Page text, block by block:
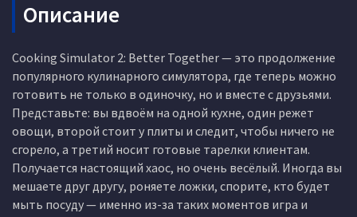
Описание
Cooking Simulator 2: Better Together — это продолжение
популярного кулинарного симулятора, где теперь можно
готовить не только в одиночку, но и вместе с друзьями.
Представьте: вы вдвоём на одной кухне, один режет
овощи, второй стоит у плиты и следит, чтобы ничего не
сгорело, а третий носит готовые тарелки клиентам.
Получается настоящий хаос, но очень весёлый. Иногда вы
мешаете друг другу, роняете ложки, спорите, кто будет
мыть посуду — именно из-за таких моментов игра и